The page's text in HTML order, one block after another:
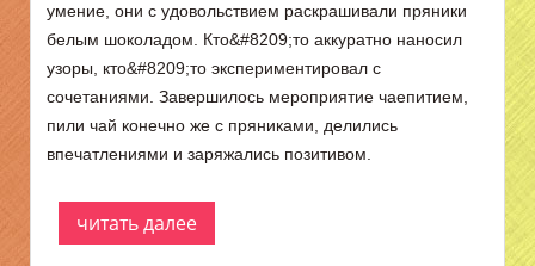
умение, они с удовольствием раскрашивали пряники
белым шоколадом. Кто&#8209;то аккуратно наносил
узоры, кто&#8209;то экспериментировал с
сочетаниями. Завершилось мероприятие чаепитием,
пили чай конечно же с пряниками, делились
впечатлениями и заряжались позитивом.
читать далее